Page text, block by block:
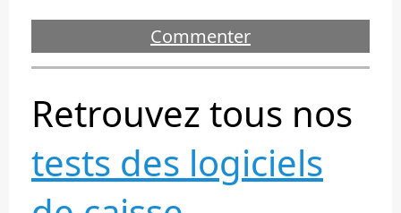
Commenter
Retrouvez tous nos
tests des logiciels